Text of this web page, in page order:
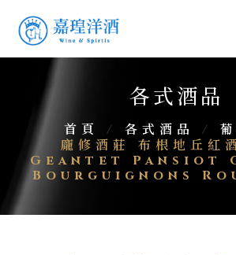
各式酒品
首頁 / 各式酒品 /
龐修酒莊 布根地丘紅
Geantet Pansiot
Bourguignons